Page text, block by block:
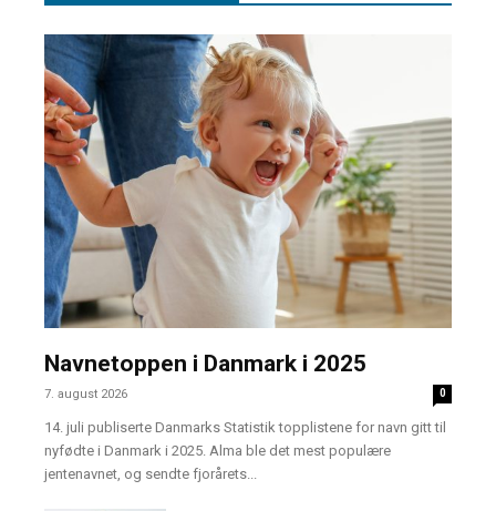
Navnetoppen i Danmark i 2025
7. august 2026 0
14. juli publiserte Danmarks Statistik topplistene for navn gitt til
nyfødte i Danmark i 2025. Alma ble det mest populære
jentenavnet, og sendte fjorårets...